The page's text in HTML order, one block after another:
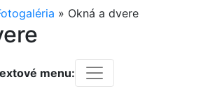
» Okná a dvere
menu: